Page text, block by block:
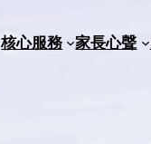
核心服務 家長心聲